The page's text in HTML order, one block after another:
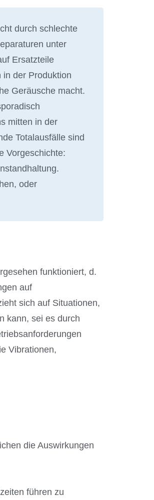
durch schlechte
unter
Ersatzteile
der Produktion
Geräusche macht.
mitten in der
Totalausfälle sind
Vorgeschichte:
oder
funktioniert, d.
auf
sich auf Situationen,
kann, sei es durch
Vibrationen,
die Auswirkungen
führen zu